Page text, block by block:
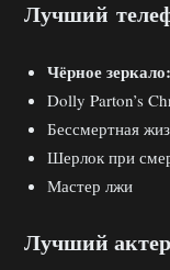
Лучший
Чёрное
Dolly Parton’s
Бессмертная
Шерлок при
Мастер лжи
Лучший